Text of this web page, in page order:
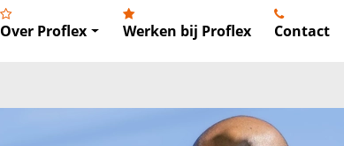
Over Proflex Werken bij Proflex Contact